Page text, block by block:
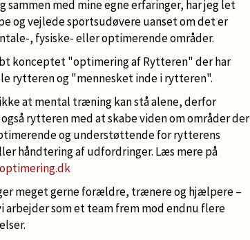
sammen med mine egne erfaringer, har jeg let
og vejlede sportsudøvere uanset om det er
, fysiske- eller optimerende områder.
konceptet "optimering af Rytteren" der har
rytteren og "mennesket inde i rytteren".
at mental træning kan stå alene, derfor
rytteren med at skabe viden om områder der
og understøttende for rytterens
håndtering af udfordringer. Læs mere på
meget gerne forældre, trænere og hjælpere –
arbejder som et team frem mod endnu flere